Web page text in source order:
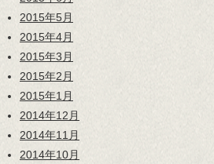
2015年5月
2015年4月
2015年3月
2015年2月
2015年1月
2014年12月
2014年11月
2014年10月